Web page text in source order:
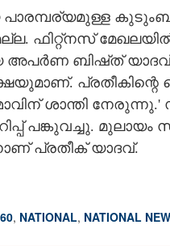
ഫിറ്റ്‌നസ്
അപർണ ബിഷ്‌ത്
ശാന്തി നേരുന്നു.'
പങ്കുവച്ചു. മുലായം
പ്രതീക് യാദവ്.
, NATIONAL, NATIONAL